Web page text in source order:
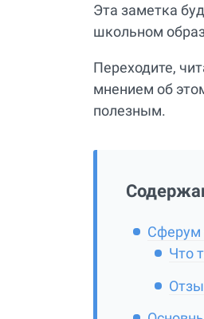
Эта заметка
школьном
Переходите,
мнением об
полезным.
Сферум
Что